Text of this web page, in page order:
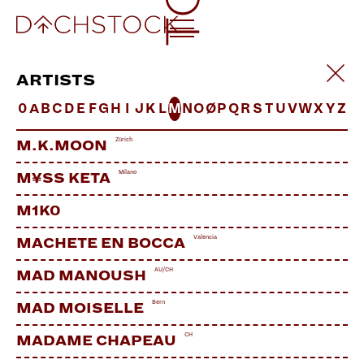
ARTISTS
0A B C D E FG H J K LM N OØ P Q R S T UVWX YZ
M.K.MOON Zürich
M¥SS KETA Milano
M1K0
MACHETE EN BOCCA Valencia
MAD MANOUSH AU/CH
MAD MOISELLE Bern
MADAME CHAPEAU CH